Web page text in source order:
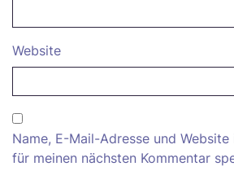
Website
Name, E-Mail-Adresse und
für meinen nächsten Kommentar